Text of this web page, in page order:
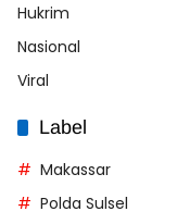
Hukrim
Nasional
Viral
Label
Makassar
Polda Sulsel